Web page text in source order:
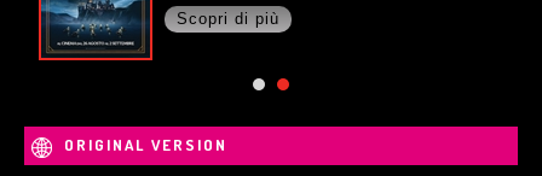
Scopri di più
ORIGINAL VERSION